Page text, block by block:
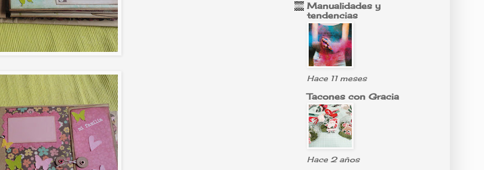
Manualidades y
tendencias
Hace 11 meses
Tacones con Gracia
Hace 2 años